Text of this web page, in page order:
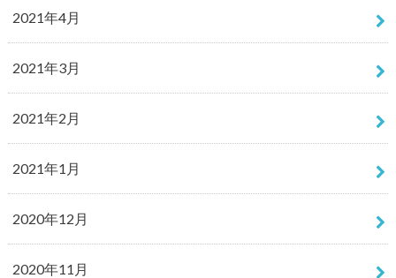
2021年4月
2021年3月
2021年2月
2021年1月
2020年12月
2020年11月